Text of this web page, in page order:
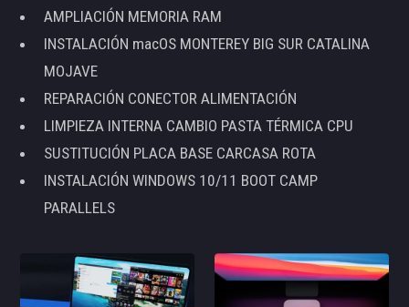
AMPLIACIÓN MEMORIA RAM
INSTALACIÓN macOS MONTEREY BIG SUR CATALINA
MOJAVE
REPARACIÓN CONECTOR ALIMENTACIÓN
LIMPIEZA INTERNA CAMBIO PASTA TÉRMICA CPU
SUSTITUCIÓN PLACA BASE CARCASA ROTA
INSTALACIÓN WINDOWS 10/11 BOOT CAMP
PARALLELS